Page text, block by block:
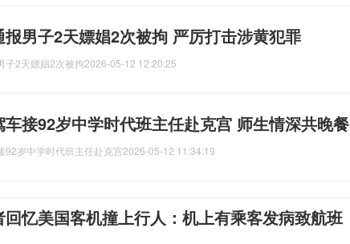
报男子2天嫖娼2次被拘 严厉打击涉黄犯罪
子2天嫖娼2次被拘2026-05-12 12:20:25
车接92岁中学时代班主任赴克宫 师生情深共晚餐
92岁中学时代班主任赴克宫2026-05-12 11:34:19
回忆美国客机撞上行人：机上有乘客发病致航班